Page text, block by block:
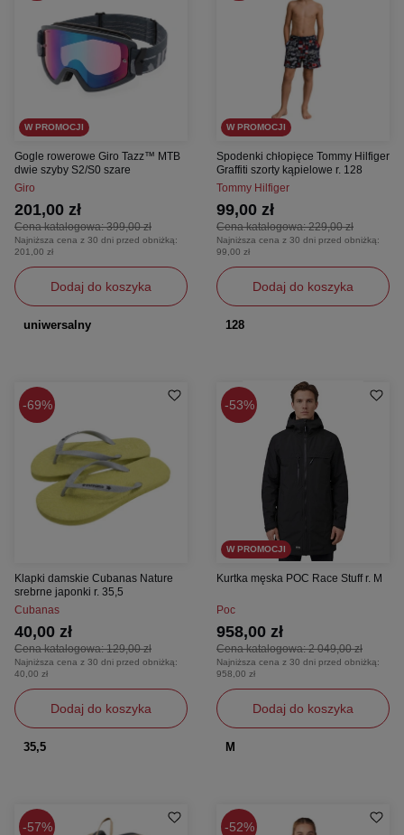
W PROMOCJI
Gogle rowerowe Giro Tazz™ MTB
dwie szyby S2/S0 szare
Giro
Cena katalogowa:399,00 zł
201,00 zł
Najniższa cena z 30 dni przed obniżką:
201,00 zł
Dodaj do koszyka
uniwersalny
W PROMOCJI
Spodenki chłopięce Tommy Hilfiger
Graffiti szorty kąpielowe r. 128
Tommy Hilfiger
Cena katalogowa:229,00 zł
99,00 zł
Najniższa cena z 30 dni przed obniżką:
99,00 zł
Dodaj do koszyka
128
69%
Klapki damskie Cubanas Nature
srebrne japonki r. 35,5
Cubanas
Cena katalogowa:129,00 zł
40,00 zł
Najniższa cena z 30 dni przed obniżką:
40,00 zł
Dodaj do koszyka
35,5
53%
W PROMOCJI
Kurtka męska POC Race Stuff r. M
Poc
Cena katalogowa:2 049,00 zł
958,00 zł
Najniższa cena z 30 dni przed obniżką:
958,00 zł
Dodaj do koszyka
M
57% 52%